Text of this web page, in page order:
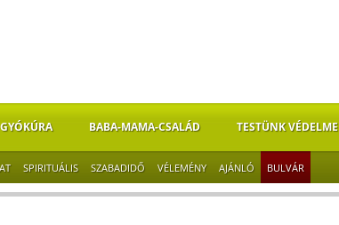
BABA-MAMA-CSALÁD TESTÜNK VÉDELME
SPIRITUÁLIS SZABADIDŐ VÉLEMÉNY AJÁNLÓ BULVÁR